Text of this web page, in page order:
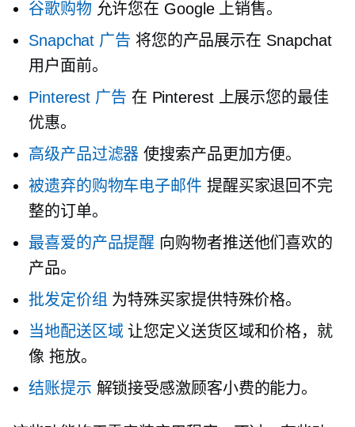
谷歌购物 允许您在 Google 上销售。
Snapchat 广告 将您的产品展示在 Snapchat
用户面前。
Pinterest 广告 在 Pinterest 上展示您的最佳
优惠。
高级产品过滤器 使搜索产品更加方便。
被遗弃的购物车电子邮件 提醒买家退回不完
整的订单。
最喜爱的产品提醒 向购物者推送他们喜欢的
产品。
批发定价组 为特殊买家提供特殊价格。
当地配送区域让您定义送货区域和价格，就
像 拖放。
结账提示 解锁接受感激顾客小费的能力。